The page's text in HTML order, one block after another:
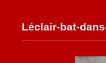
Léclair-bat-